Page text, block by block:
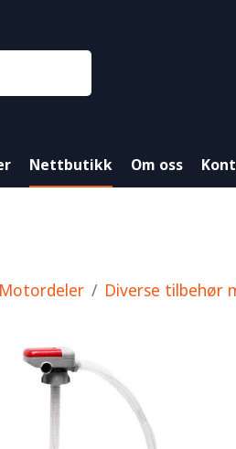
Nettbutikk Om oss
Motordeler Diverse tilbehør